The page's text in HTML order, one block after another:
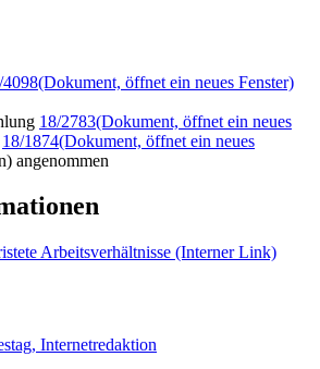
4098(Dokument, öffnet ein neues Fenster)
18/2783(Dokument, öffnet ein neues
18/1874(Dokument, öffnet ein neues
angenommen
Arbeitsverhältnisse (Interner Link)
Internetredaktion